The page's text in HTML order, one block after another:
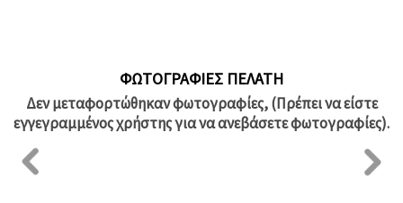
ΦΩΤΟΓΡΑΦΊΕΣ ΠΕΛΆΤΗ
Δεν μεταφορτώθηκαν φωτογραφίες, (Πρέπει να είστε
εγγεγραμμένος χρήστης για να ανεβάσετε φωτογραφίες).